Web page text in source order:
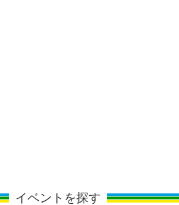
イベントを探す